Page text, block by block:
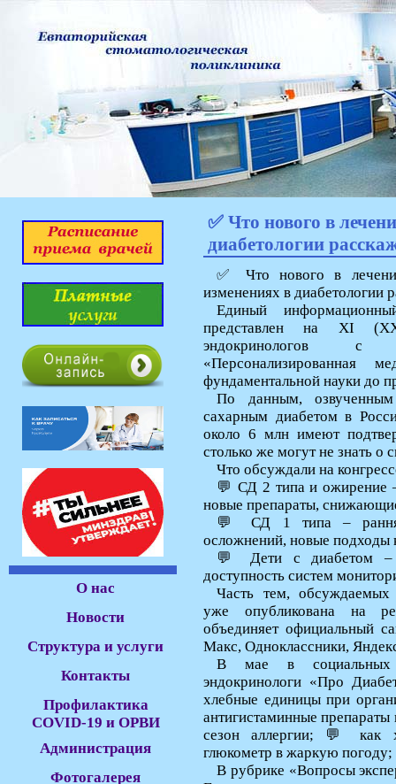
О нас
Новости
Структура и услуги
Контакты
Профилактика
COVID-19 и ОРВИ
Администрация
Фотогалерея
✅ Что нового в
диабетологии
✅ Что нового в
изменениях в диабетологии
Единый
представлен на XI
эндокринологов с
«Персонализированная
фундаментальной науки до
По данным,
сахарным диабетом в
около 6 млн имеют
столько же могут не знать о
Что обсуждали на
💬 СД 2 типа и ожирение
новые препараты,
💬 СД 1 типа – ранняя
осложнений, новые подходы
💬 Дети с диабетом –
доступность систем
Часть тем, обсуждаемых
уже опубликована на
объединяет официальный
Макс, Одноклассники,
В мае в социальных
эндокринологи «Про
хлебные единицы при
антигистаминные
сезон аллергии; 💬 как
глюкометр в жаркую погоду;
В рубрике «Вопросы